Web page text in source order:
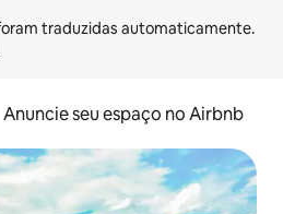
Anuncie seu espaço no Airbnb